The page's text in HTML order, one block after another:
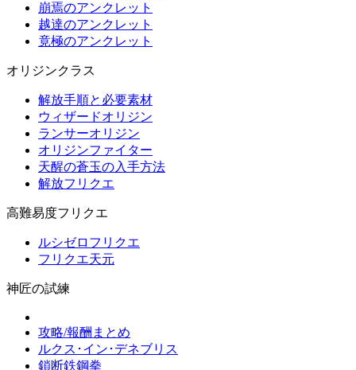
崩焉のアンクレット
越達のアンクレット
竟極のアンクレット
オリジンクラス
解放手順と必要素材
ウィザードオリジン
ランサーオリジン
オリジンファイター
天醒の蒼玉の入手方法
解放フリクエ
高難易度フリクエ
ルシゼロフリクエ
フリクエ天元
神匠の試練
攻略/報酬まとめ
ルクス･イン･デネブリス
鎖断鉄鋼拳